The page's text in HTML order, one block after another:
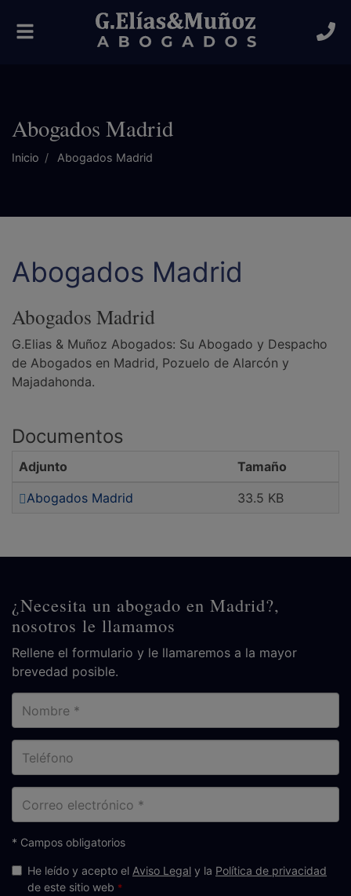
Alternar
navegación
Abogados Madrid
Inicio Abogados Madrid
Abogados Madrid
Abogados Madrid
G.Elias & Muñoz Abogados: Su Abogado y Despacho
de Abogados en Madrid, Pozuelo de Alarcón y
Majadahonda.
Documentos
Adjunto
Tamaño
Abogados Madrid
33.5 KB
¿Necesita un abogado en Madrid?,
nosotros le llamamos
Rellene el formulario y le llamaremos a la mayor
brevedad posible.
electrónico
* Campos obligatorios
He leído y acepto el Aviso Legal y la Política de privacidad
de este sitio web